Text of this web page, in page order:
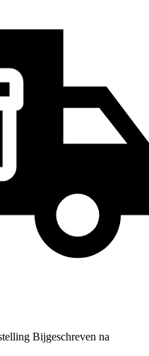
Bijgeschreven na